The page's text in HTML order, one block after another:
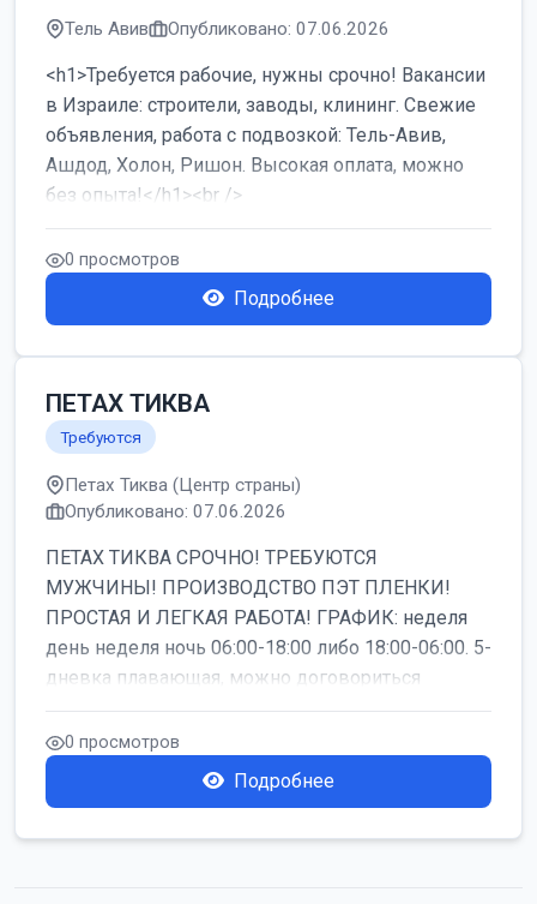
Тель Авив Опубликовано: 07.06.2026
<h1>Требуется рабочие, нужны срочно! Вакансии
в Израиле: строители, заводы, клининг. Свежие
объявления, работа с подвозкой: Тель-Авив,
Ашдод, Холон, Ришон. Высокая оплата, можно
без опыта!</h1><br />
...
0 просмотров
Подробнее
ПЕТАХ ТИКВА
Требуются
Петах Тиква (Центр страны)
Опубликовано: 07.06.2026
ПЕТАХ ТИКВА СРОЧНО! ТРЕБУЮТСЯ
МУЖЧИНЫ! ПРОИЗВОДСТВО ПЭТ ПЛЕНКИ!
ПРОСТАЯ И ЛЕГКАЯ РАБОТА! ГРАФИК: неделя
день неделя ночь 06:00-18:00 либо 18:00-06:00. 5-
дневка плавающая, можно договориться
работать б...
0 просмотров
Подробнее